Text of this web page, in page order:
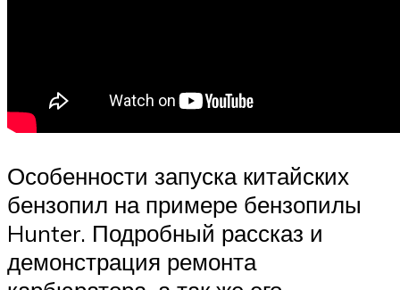
Особенности запуска китайских
бензопил на примере бензопилы
Hunter. Подробный рассказ и
демонстрация ремонта